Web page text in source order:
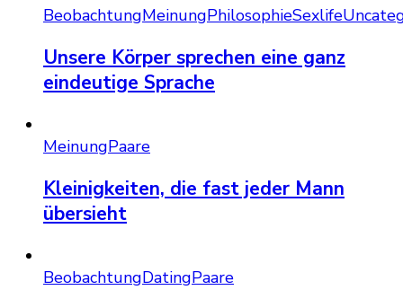
BeobachtungMeinungPhilosophieSexlife
Unsere Körper sprechen eine ganz
eindeutige Sprache
MeinungPaare
Kleinigkeiten, die fast jeder Mann
übersieht
BeobachtungDatingPaare